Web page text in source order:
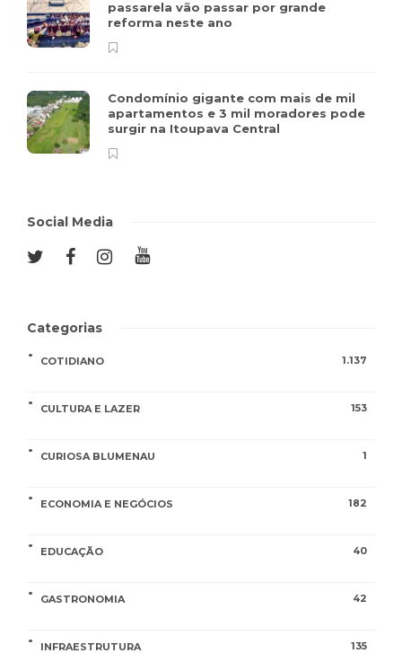
passarela vão passar por grande
reforma neste ano
Condomínio gigante com mais de mil
apartamentos e 3 mil moradores pode
surgir na Itoupava Central
Social Media
Categorias
COTIDIANO 1.137
CULTURA E LAZER 153
CURIOSA BLUMENAU 1
ECONOMIA E NEGÓCIOS 182
EDUCAÇÃO 40
GASTRONOMIA 42
INFRAESTRUTURA 135